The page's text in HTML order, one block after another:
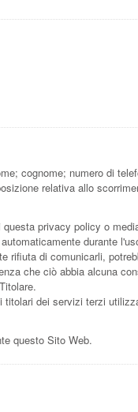
cognome; numero di
relativa allo
privacy policy o
durante
di comunicarli,
che ciò abbia alcuna
dei servizi terzi
questo Sito Web.